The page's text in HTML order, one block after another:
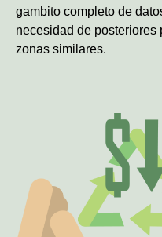
gambito completo de
necesidad de posteriores
zonas similares.